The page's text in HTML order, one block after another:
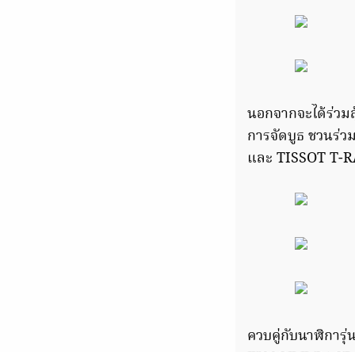
นอกจากจะได้ร่ว
การจัดบูธ ชวนร่ว
และ TISSOT T-
ควบคู่กับนาฬิกา